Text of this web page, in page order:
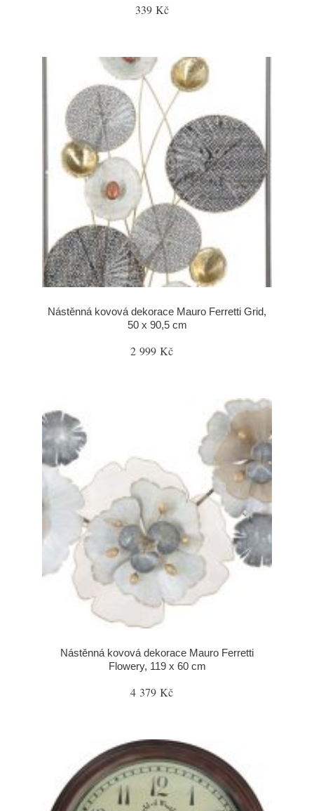
339 Kč
Nástěnná kovová dekorace Mauro Ferretti Grid,
50 x 90,5 cm
2 999 Kč
Nástěnná kovová dekorace Mauro Ferretti
Flowery, 119 x 60 cm
4 379 Kč